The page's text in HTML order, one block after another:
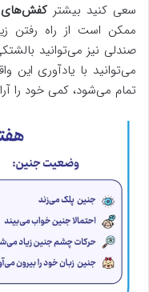
سعی کنید بیشتر
ممکن است از راه رفتن
صندلی نیز می‌توانید
می‌توانید با یادآوری این
تمام می‌شود، کمی خود را